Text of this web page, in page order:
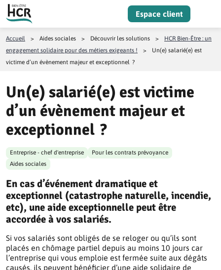
Aller au contenu
Espace client
Accueil > Aides sociales > Découvrir les solutions >
HCR Bien-Être : un
engagement solidaire pour des métiers exigeants !
>
Un(e) salarié(e) est
victime d’un évènement majeur et exceptionnel ?
Un(e) salarié(e) est victime
d’un évènement majeur et
exceptionnel ?
Entreprise - chef d'entreprise
Pour les contrats prévoyance
Aides sociales
En cas d’événement dramatique et
exceptionnel (catastrophe naturelle, incendie,
etc), une aide exceptionnelle peut être
accordée à vos salariés.
Si vos salariés sont obligés de se reloger ou qu’ils sont
placés en chômage partiel depuis au moins 10 jours car
l’entreprise qui vous emploie est fermée suite aux dégâts
causés, ils peuvent bénéficier d’une aide solidaire de